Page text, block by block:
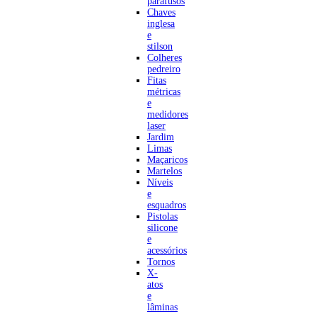
Chaves
inglesa
e
stilson
Colheres
pedreiro
Fitas
métricas
e
medidores
laser
Jardim
Limas
Maçaricos
Martelos
Níveis
e
esquadros
Pistolas
silicone
e
acessórios
Tornos
X-
atos
e
lâminas